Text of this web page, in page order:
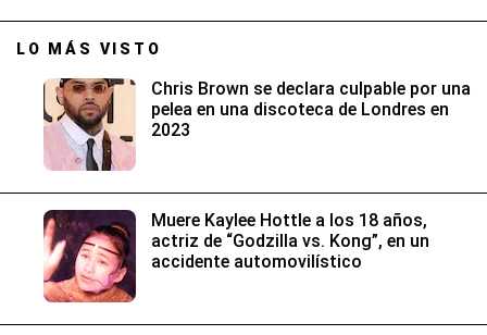
LO MÁS VISTO
Chris Brown se declara culpable por una
pelea en una discoteca de Londres en
2023
Muere Kaylee Hottle a los 18 años,
actriz de “Godzilla vs. Kong”, en un
accidente automovilístico